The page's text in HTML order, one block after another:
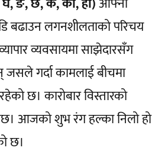
बढाउन लगनशीलताको परिचय
व्यवसायमा साझेदारसँग
गर्दा कामलाई बीचमा
छ। कारोबार विस्तारको
आजको शुभ रंग हल्का निलो हो
छ।